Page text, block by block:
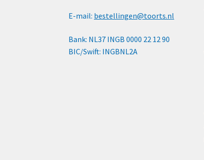
E-mail: bestellingen@toorts.nl
Bank: NL37 INGB 0000 22 12 90
BIC/Swift: INGBNL2A